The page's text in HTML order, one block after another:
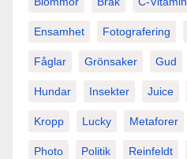
Ensamhet Fotografering
Fåglar Grönsaker Gud
Hundar Insekter Juice
Kropp Lucky Metaforer
Photo Politik Reinfeldt